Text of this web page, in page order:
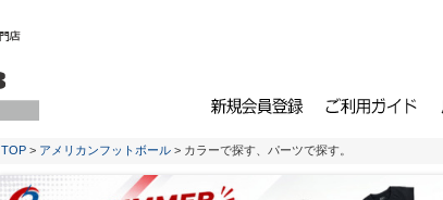
TOP > アメリカンフットボール > カラーで探す、パーツで探す。